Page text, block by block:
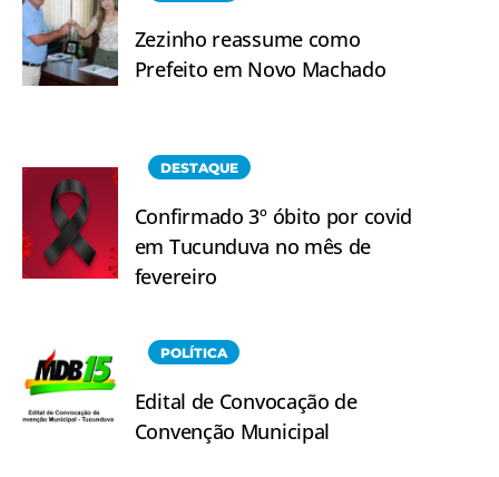
Zezinho reassume como
Prefeito em Novo Machado
DESTAQUE
Confirmado 3º óbito por covid
em Tucunduva no mês de
fevereiro
POLÍTICA
Edital de Convocação de
Convenção Municipal